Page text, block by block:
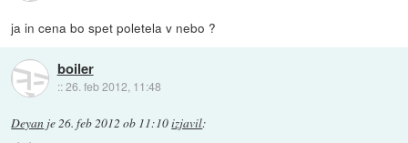
ja in cena bo spet poletela v nebo ?
boiler
::26. feb 2012, 11:48
Deyan je26. feb 2012 ob 11:10izjavil: